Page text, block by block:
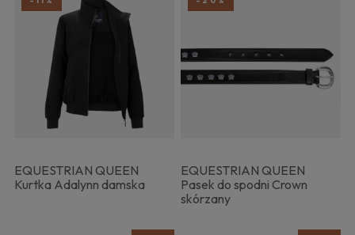
EQUESTRIAN QUEEN
Kurtka Adalynn damska
EQUESTRIAN QUEEN
Pasek do spodni Crown
skórzany